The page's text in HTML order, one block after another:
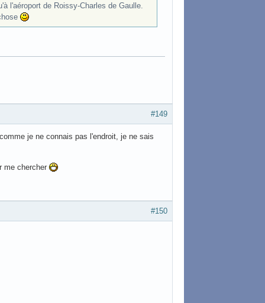
l'aéroport de Roissy-Charles de Gaulle.
#149
je ne connais pas l'endroit, je ne sais
me chercher
#150